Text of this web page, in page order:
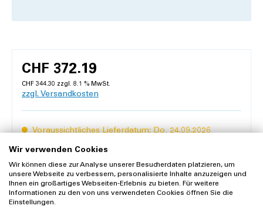
CHF 372.19
CHF 344.30 zzgl. 8.1 % MwSt.
zzgl. Versandkosten
Voraussichtliches Lieferdatum: Do, 24.09.2026
Inhalt:1 Stück
Anzahl
Wir verwenden Cookies
Wir können diese zur Analyse unserer Besucherdaten platzieren, um
unsere Webseite zu verbessern, personalisierte Inhalte anzuzeigen und
Ihnen ein großartiges Webseiten-Erlebnis zu bieten. Für weitere
Informationen zu den von uns verwendeten Cookies öffnen Sie die
Einstellungen.